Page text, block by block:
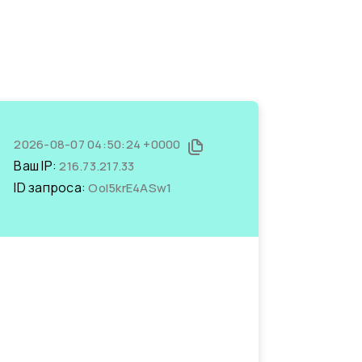
2026-08-07 04:50:24 +0000
Ваш IP:216.73.217.33
ID запроса:OoI5krE4ASw1